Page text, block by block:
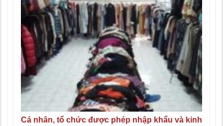
Cá nhân, tổ chức được phép nhập khẩu và kinh